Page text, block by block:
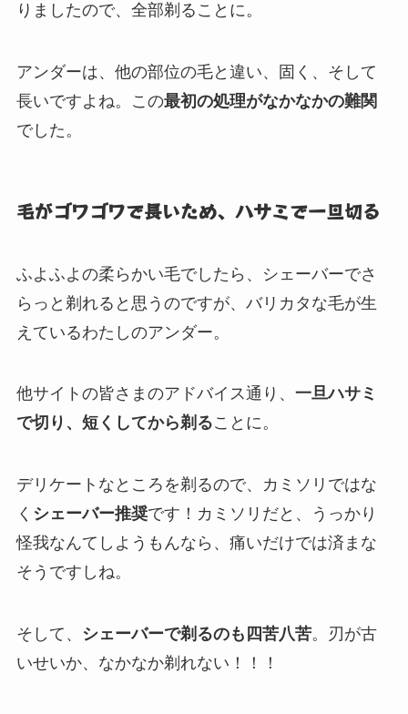
りましたので、全部剃ることに。
アンダーは、他の部位の毛と違い、固く、そして
長いですよね。この最初の処理がなかなかの難関
でした。
毛がゴワゴワで長いため、ハサミで一旦切る
ふよふよの柔らかい毛でしたら、シェーバーでさ
らっと剃れると思うのですが、バリカタな毛が生
えているわたしのアンダー。
他サイトの皆さまのアドバイス通り、 一旦ハサミ
で切り、短くしてから剃ることに。
デリケートなところを剃るので、カミソリではな
く シェーバー推奨です！カミソリだと、うっかり
怪我なんてしようもんなら、痛いだけでは済まな
そうですしね。
そして、 シェーバーで剃るのも四苦八苦。刃が古
いせいか、なかなか剃れない！！！